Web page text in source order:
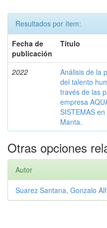
Resultados por ítem:
Fecha de
publicación
Título
2022
Análisis de la
del talento
través de las
empresa
SISTEMAS
Manta.
Otras opciones
Autor
Suarez Santana, Gonzalo